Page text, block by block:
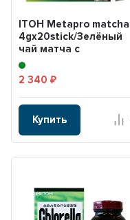
ITOH Metapro matcha
4gx20stick/Зелёный
чай матча с
изомальтодекстрином
и ГАМК...
2 340₽
Купить